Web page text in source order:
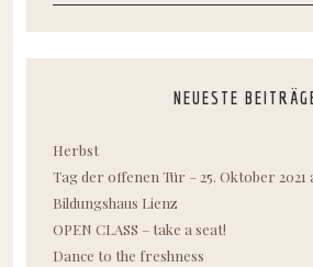
NEUESTE
Herbst
Tag der offenen Tür – 25. Oktober 2021
Bildungshaus Lienz
OPEN CLASS – take a seat!
Dance to the freshness